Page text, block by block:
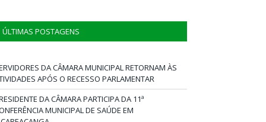
ÚLTIMAS POSTAGENS
DA CÂMARA MUNICIPAL RETORNAM ÀS
APÓS O RECESSO PARLAMENTAR
DA CÂMARA PARTICIPA DA 11ª
MUNICIPAL DE SAÚDE EM